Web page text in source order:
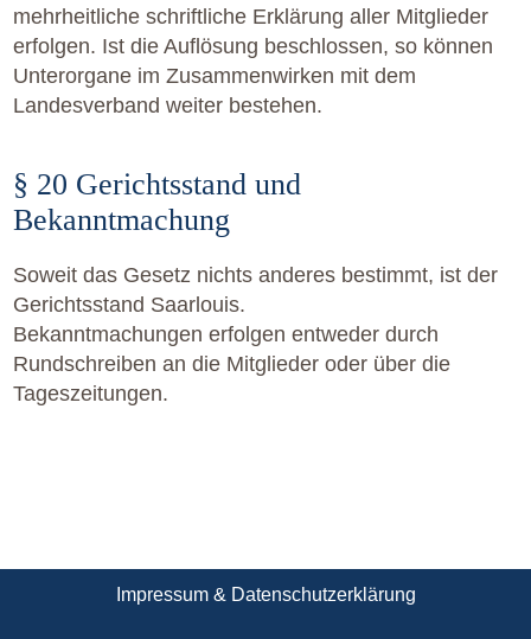
mehrheitliche schriftliche Erklärung aller Mitglieder
erfolgen. Ist die Auflösung beschlossen, so können
Unterorgane im Zusammenwirken mit dem
Landesverband weiter bestehen.
§ 20 Gerichtsstand und
Bekanntmachung
Soweit das Gesetz nichts anderes bestimmt, ist der
Gerichtsstand Saarlouis.
Bekanntmachungen erfolgen entweder durch
Rundschreiben an die Mitglieder oder über die
Tageszeitungen.
Impressum & Datenschutzerklärung